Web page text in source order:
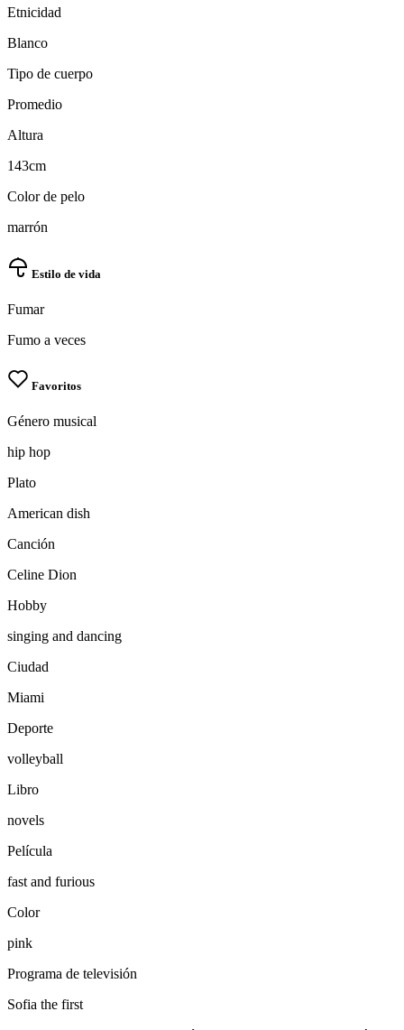
Etnicidad
Blanco
Tipo de cuerpo
Promedio
Altura
143cm
Color de pelo
marrón
Estilo de vida
Fumar
Fumo a veces
Favoritos
Género musical
hip hop
Plato
American dish
Canción
Celine Dion
Hobby
singing and dancing
Ciudad
Miami
Deporte
volleyball
Libro
novels
Película
fast and furious
Color
pink
Programa de televisión
Sofia the first